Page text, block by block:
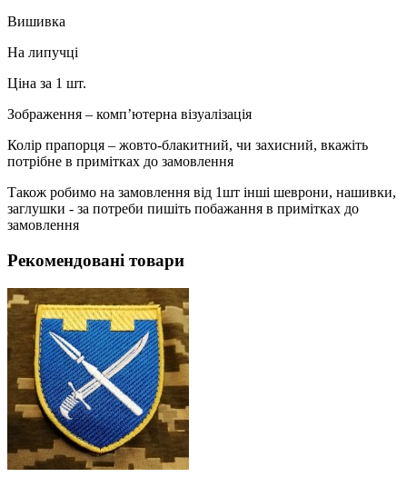
Вишивка
На липучці
Ціна за 1 шт.
Зображення – комп’ютерна візуалізація
Колір прапорця – жовто-блакитний, чи захисний, вкажіть
потрібне в примітках до замовлення
Також робимо на замовлення від 1шт інші шеврони, нашивки,
заглушки - за потреби пишіть побажання в примітках до
замовлення
Рекомендовані товари